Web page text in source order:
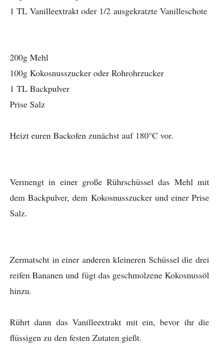
1 TL Vanilleextrakt oder 1/2 ausgekratzte Vanilleschote
200g Mehl
100g Kokosnusszucker oder Rohrohrzucker
1 TL Backpulver
Prise Salz
Heizt euren Backofen zunächst auf 180°C vor.
Vermengt in einer große Rührschüssel das Mehl mit
dem Backpulver, dem Kokosnusszucker und einer Prise
Salz.
Zermatscht in einer anderen kleineren Schüssel die drei
reifen Bananen und fügt das geschmolzene Kokosnussöl
hinzu.
Rührt dann das Vanilleextrakt mit ein, bevor ihr die
flüssigen zu den festen Zutaten gießt.